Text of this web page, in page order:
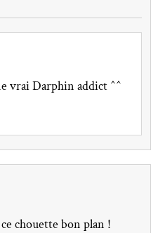
vrai Darphin addict ^^
chouette bon plan !